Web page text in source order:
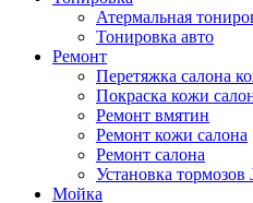
Атермальная
Тонировка авто
Ремонт
Перетяжка салона
Покраска кожи
Ремонт вмятин
Ремонт кожи салона
Ремонт салона
Установка тормозов
Мойка